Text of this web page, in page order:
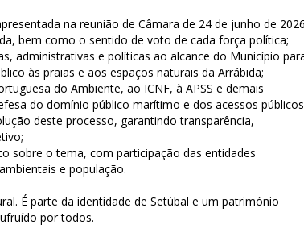
na reunião de Câmara de 24 de junho de
bem como o sentido de voto de cada força política;
administrativas e políticas ao alcance do Município
às praias e aos espaços naturais da Arrábida;
do Ambiente, ao ICNF, à APSS e demais
do domínio público marítimo e dos acessos
deste processo, garantindo transparência,
sobre o tema, com participação das entidades
e população.
É parte da identidade de Setúbal e um património
por todos.